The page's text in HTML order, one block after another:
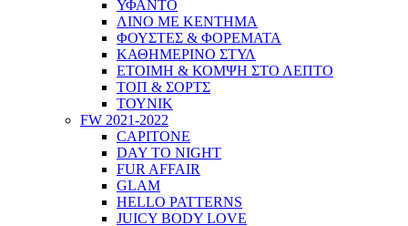
ΥΦΑΝΤΟ
ΛΙΝΟ ΜΕ ΚΕΝΤΗΜΑ
ΦΟΥΣΤΕΣ & ΦΟΡΕΜΑΤΑ
ΚΑΘΗΜΕΡΙΝΟ ΣΤΥΛ
ΕΤΟΙΜΗ & ΚΟΜΨΗ ΣΤΟ ΛΕΠΤΟ
ΤΟΠ & ΣΟΡΤΣ
ΤΟΥΝΙΚ
FW 2021-2022
CAPITONE
DAY TO NIGHT
FUR AFFAIR
GLAM
HELLO PATTERNS
JUICY BODY LOVE